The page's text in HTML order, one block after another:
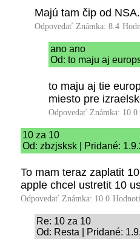
Majú tam čip od NSA.
Odpovedať Známka: 8.4
ano ano
Od: to maju aj
to maju aj tie
miesto pre
Odpovedať Známka: 10.0
10 za 10
Od: zbzjsksk | Pridané:
To mam teraz zaplatit
apple chcel ustretit 10
Odpovedať Známka: 10.0
Re: 10 za 10
Od: Resta | Pridané: